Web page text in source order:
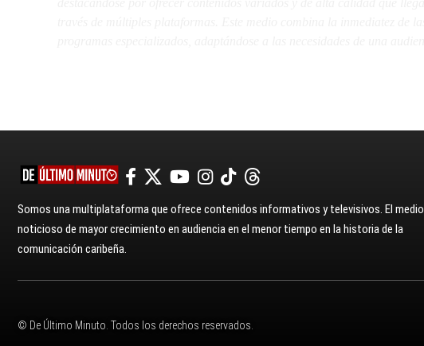
Somos una multiplataforma que ofrece contenidos informativos y televisivos. El medio
noticioso de mayor crecimiento en audiencia en el menor tiempo en la historia de la
comunicación caribeña.
© De Último Minuto. Todos los derechos reservados.